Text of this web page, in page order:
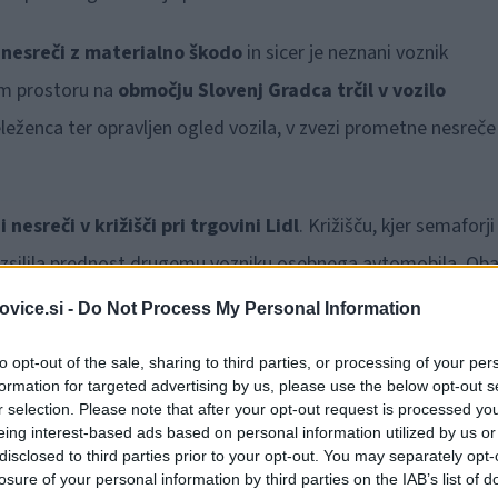
- Do Not Process My Personal Information
opt-out of the sale, sharing to third parties, or processing of your
for targeted advertising by us, please use the below opt-out
selection. Please note that after your opt-out request is processed
interest-based ads based on personal information utilized by us
to third parties prior to your opt-out. You may separately
of your personal information by third parties on the IAB’s list of
z materialno škodoin sicer je neznani voznik
prostoru na območju Slovenj Gradca trčil v vozilo
ter opravljen ogled vozila, v zvezi prometne
nesreči v križišči pri trgovini Lidl. Križišču, kjer semaforji
prednost drugemu vozniku osebnega avtomobila. Oba
so izdali plačilni nalog.
postaje Slovenj Gradec, pri kontroli cestnega prometa
osebnega avtomobila,za katerega so pri kontroli
so mu preizkus alkoholiziranosti, katerega rezultat je